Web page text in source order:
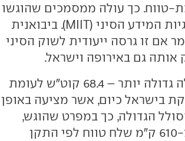
טווח. כך עולה ממסמכים שהוגשו
למשרד התעשייה וטכנולוגיות המידע הסיני (MIIT). ביבואנית
אם זו גרסה ייעודית לשוק הסיני
אותה גם באירופה וישראל.
השינוי העיקרי הוא בסוללה גדולה יותר – 68.4 קוט"ש לעומת
בישראל כיום, אשר מציעה באופן
של 430 ק"מ. הסולל הגדולה, כך במפרט שהוגש,
צפויה להעניק לא פחות מ-610 ק"מ שלח טווח לפי התקן